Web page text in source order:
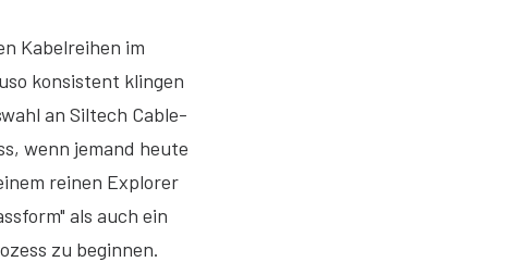
Kabelreihen im
konsistent klingen
an Siltech Cable-
wenn jemand heute
reinen Explorer
als auch ein
zu beginnen.